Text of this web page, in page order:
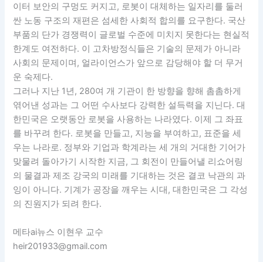
이터 보안의 구멍도 커지고, 로봇이 대체하는 일자리를 둘러
싼 노동 구조의 재편은 섬세한 사회적 합의를 요구한다. 국산
부품의 단가 경쟁력이 글로벌 수준에 미치지 못한다는 현실적
한계도 여전하다. 이 고차방정식들은 기술의 문제가 아니라
사회의 문제이며, 얼라이언스가 앞으로 감당해야 할 더 무거
운 숙제다.
그러나 지난 1년, 280여 개 기관이 한 방향을 향해 촘촘하게
엮어낸 성과는 그 어떤 수사보다 강력한 설득력을 지닌다. 대
한민국은 오랫동안 로봇을 사용하는 나라였다. 이제 그 좌표
를 바꾸려 한다. 로봇을 만들고, 지능을 부여하고, 표준을 세
우는 나라로. 정부와 기업과 학계라는 세 개의 거대한 기어가
맞물려 돌아가기 시작한 지금, 그 회전이 만들어낼 리쇼어링
의 물결과 제조 강국의 미래를 기대하는 것은 결코 낙관의 과
잉이 아니다. 기계가 공장을 깨우는 시대, 대한민국은 그 각성
의 진원지가 되려 한다.
메타ai뉴스 이현우 교수
heir201933@gmail.com